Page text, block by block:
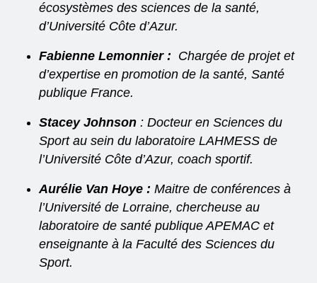
écosystèmes des sciences de la santé,
d’Université Côte d’Azur.
Fabienne Lemonnier : Chargée de projet et
d’expertise en promotion de la santé, Santé
publique France.
Stacey Johnson : Docteur en Sciences du
Sport au sein du laboratoire LAHMESS de
l’Université Côte d’Azur, coach sportif.
Aurélie Van Hoye : Maitre de conférences à
l’Université de Lorraine, chercheuse au
laboratoire de santé publique APEMAC et
enseignante à la Faculté des Sciences du
Sport.